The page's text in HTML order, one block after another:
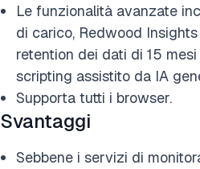
Le funzionalità avanzate
di carico, Redwood
retention dei dati di 15
scripting assistito da IA
Supporta tutti i browser.
Svantaggi
Sebbene i servizi di